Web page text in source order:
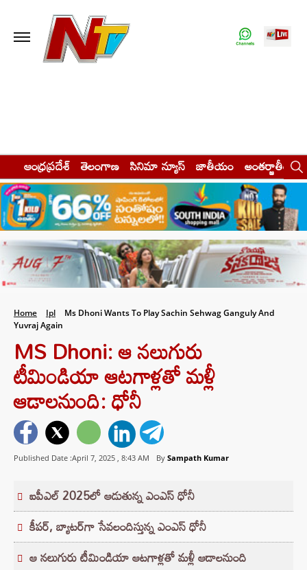
ఆంధ్రప్రదేశ్ తెలంగాణ సినిమా న్యూస్ జాతీయం అంతర్జాతీయం
Home Ipl
Ms Dhoni Wants To Play Sachin Sehwag Ganguly And
Yuvraj Again
MS Dhoni: ఆ నలుగురు
టీమిండియా ఆటగాళ్లతో మళ్లీ
ఆడాలనుంది: ధోనీ
Published Date :April 7, 2025 , 8:43 AM By Sampath Kumar
ఐపీఎల్ 2025లో ఆడుతున్న ఎంఎస్ ధోనీ
కీపర్, బ్యాటర్‌గా సేవలందిస్తున్న ఎంఎస్ ధోనీ
ఆ నలుగురు టీమిండియా ఆటగాళ్లతో మళ్లీ ఆడాలనుంది